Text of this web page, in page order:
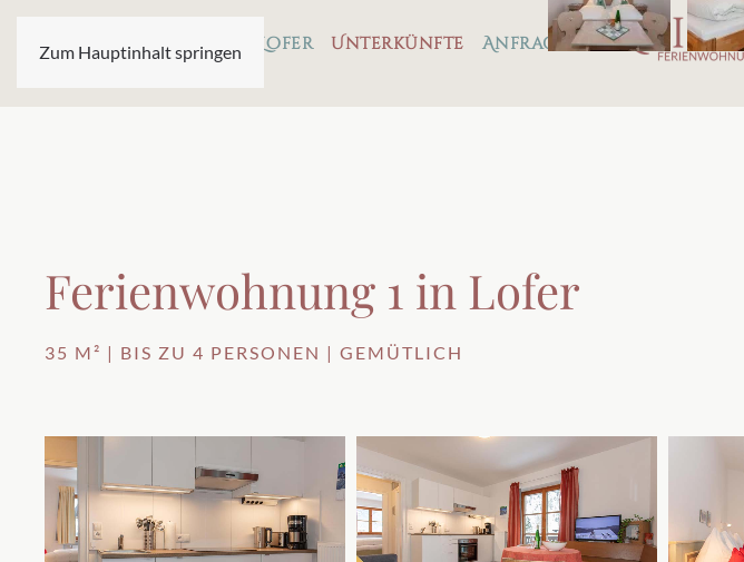
Zum Hauptinhalt springen
Ferienwohnungen Lofer Unterkünfte Anfrage
Ferienwohnung 1 in Lofer
35 M² | BIS ZU 4 PERSONEN | GEMÜTLICH